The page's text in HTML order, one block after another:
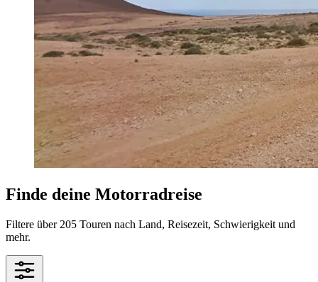
Finde deine Motorradreise
Filtere über 205 Touren nach Land, Reisezeit, Schwierigkeit und
mehr.